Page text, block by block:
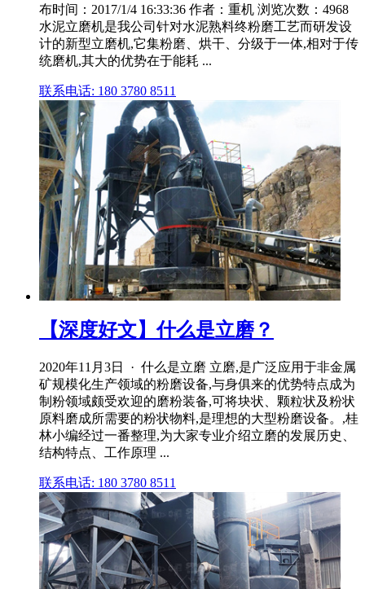
布时间：2017/1/4 16:33:36 作者：重机 浏览次数：4968
水泥立磨机是我公司针对水泥熟料终粉磨工艺而研发设
计的新型立磨机,它集粉磨、烘干、分级于一体,相对于传
统磨机,其大的优势在于能耗 ...
联系电话: 180 3780 8511
【深度好文】什么是立磨？
2020年11月3日 · 什么是立磨 立磨,是广泛应用于非金属
矿规模化生产领域的粉磨设备,与身俱来的优势特点成为
制粉领域颇受欢迎的磨粉装备,可将块状、颗粒状及粉状
原料磨成所需要的粉状物料,是理想的大型粉磨设备。,桂
林小编经过一番整理,为大家专业介绍立磨的发展历史、
结构特点、工作原理 ...
联系电话: 180 3780 8511